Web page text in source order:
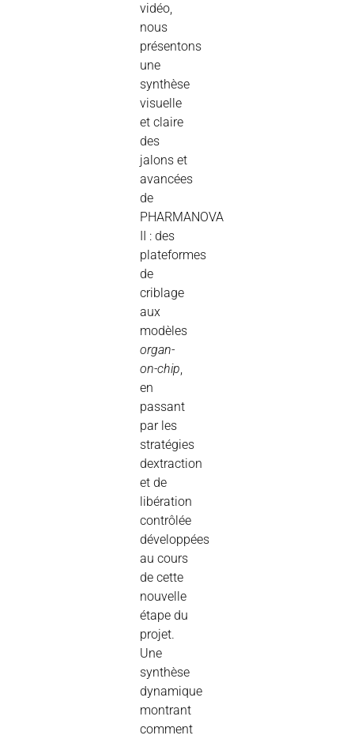
vidéo,
nous
présentons
une
synthèse
visuelle
et claire
des
jalons et
avancées
de
PHARMANOVA
II : des
plateformes
de
criblage
aux
modèles
organ-
on-chip
en
passant
par les
stratégies
dextraction
et de
libération
contrôlée
développées
au cours
de cette
nouvelle
étape du
projet.
Une
synthèse
dynamique
montrant
comment